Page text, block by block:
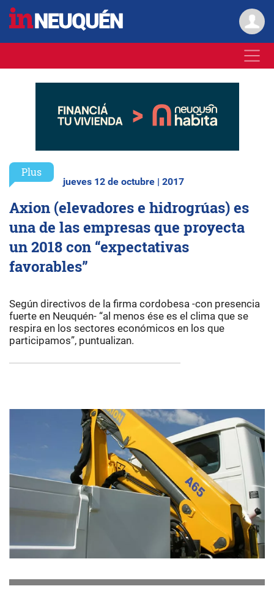
Plus
jueves 12 de octubre | 2017
Axion (elevadores e hidrogrúas) es
una de las empresas que proyecta
un 2018 con “expectativas
favorables”
Según directivos de la firma cordobesa -con presencia
fuerte en Neuquén- “al menos ése es el clima que se
respira en los sectores económicos en los que
participamos”, puntualizan.